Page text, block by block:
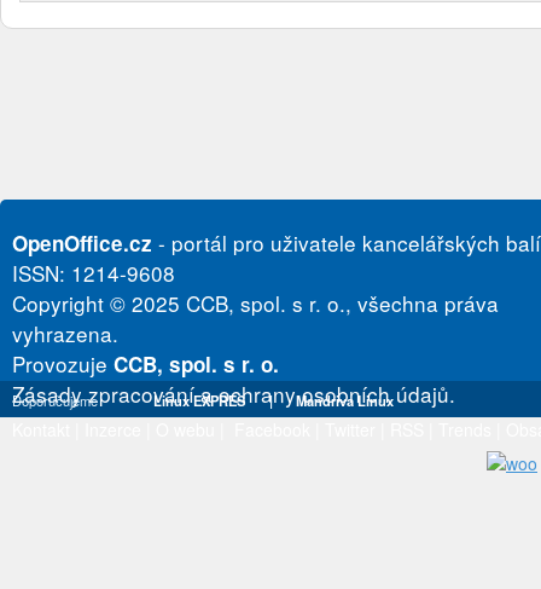
OpenOffice.cz - portál pro uživatele kancelářských
ISSN: 1214-9608
Copyright © 2025 CCB, spol. s r. o., všechna práva
vyhrazena.
Provozuje CCB, spol. s r. o.
Zásady zpracování a ochrany osobních údajů.
Doporučujeme Linux EXPRES | Mandriva Linux